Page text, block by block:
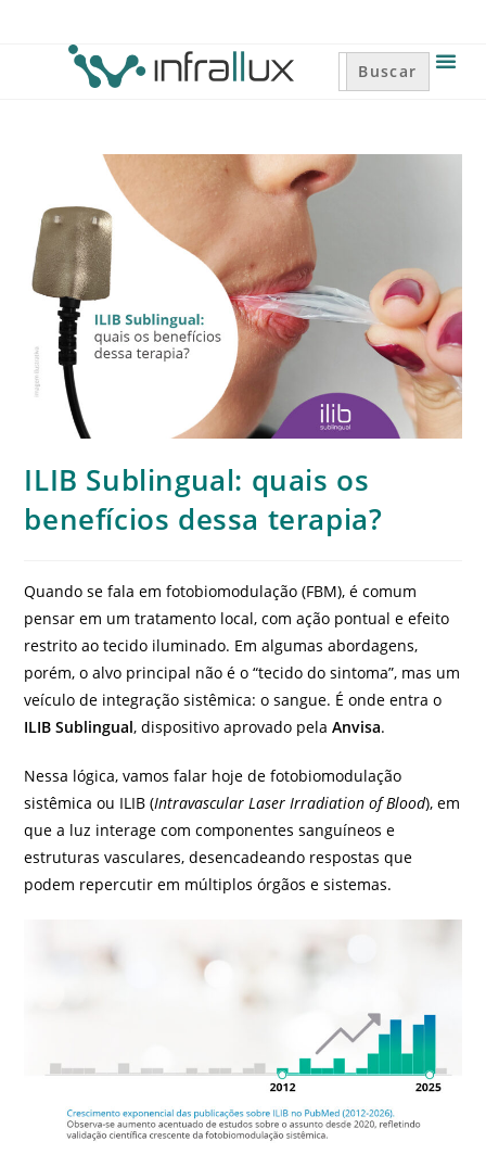
Search
for:
ILIB Sublingual: quais os
benefícios dessa terapia?
Quando se fala em fotobiomodulação (FBM), é comum
pensar em um tratamento local, com ação pontual e efeito
restrito ao tecido iluminado. Em algumas abordagens,
porém, o alvo principal não é o “tecido do sintoma”, mas um
veículo de integração sistêmica: o sangue. É onde entra o
ILIB Sublingual, dispositivo aprovado pelaAnvisa.
Nessa lógica, vamos falar hoje de fotobiomodulação
sistêmica ou ILIB (Intravascular Laser Irradiation of Blood), em
que a luz interage com componentes sanguíneos e
estruturas vasculares, desencadeando respostas que
podem repercutir em múltiplos órgãos e sistemas.